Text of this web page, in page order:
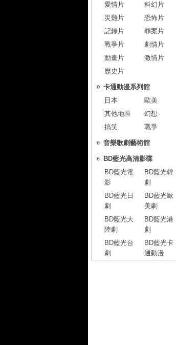
愛情片
科幻片
災難片
恐怖片
記錄片
罪案片
戰爭片
劇情片
動畫片
激情片
歷史片
卡通動漫系列館
日本
歐美
其他地區
幻想
搞笑
戰爭
音樂歌劇藝術館
BD藍光高清影碟
BD藍光電
影
BD藍光韓
劇
BD藍光日
劇
BD藍光歐
美劇
BD藍光大
陸劇
BD藍光港
劇
BD藍光台
劇
BD藍光卡
通動漫